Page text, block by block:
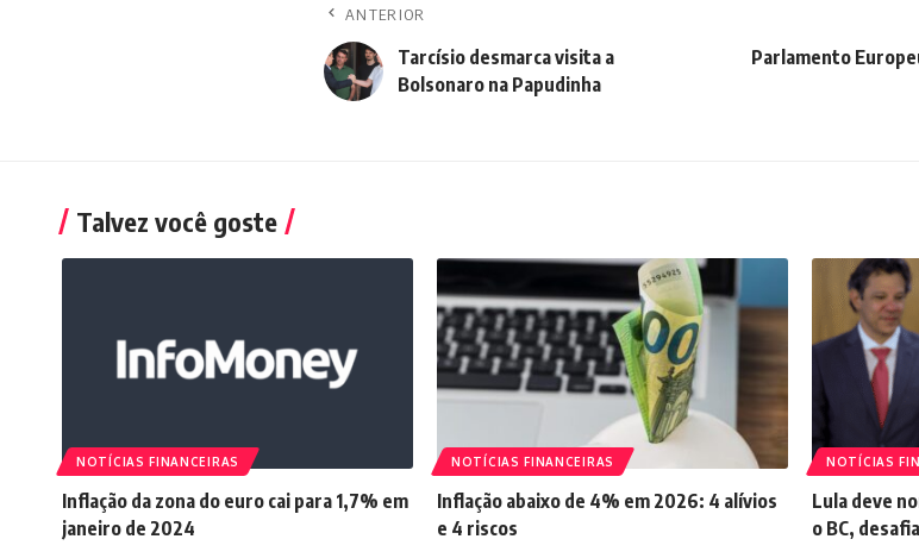
ANTERIOR
Tarcísio desmarca visita a
Bolsonaro na Papudinha
Parlamento
Talvez você goste
NOTÍCIAS FINANCEIRAS
Inflação da zona do euro cai para 1,7% em
janeiro de 2024
NOTÍCIAS FINANCEIRAS
Inflação abaixo de 4% em 2026: 4 alívios
e 4 riscos
NOTÍCIAS
Lula deve
o BC,